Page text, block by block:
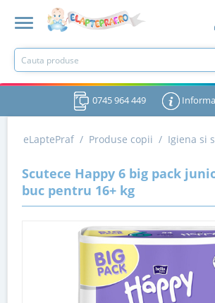
0745 964 449
eLaptePraf / Produse copii / Igiena si
Scutece Happy 6 big pack
buc pentru 16+ kg